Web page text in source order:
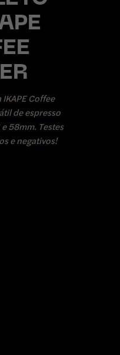
Coffee
de espresso
58mm. Testes
e negativos!